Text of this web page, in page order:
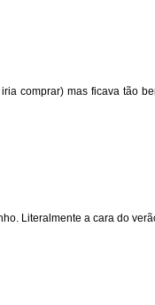
comprar) mas ficava tão
Literalmente a cara do